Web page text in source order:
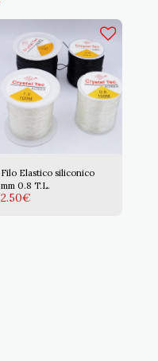
Filo Elastico siliconico
mm 0.8 T.L.
2.50€